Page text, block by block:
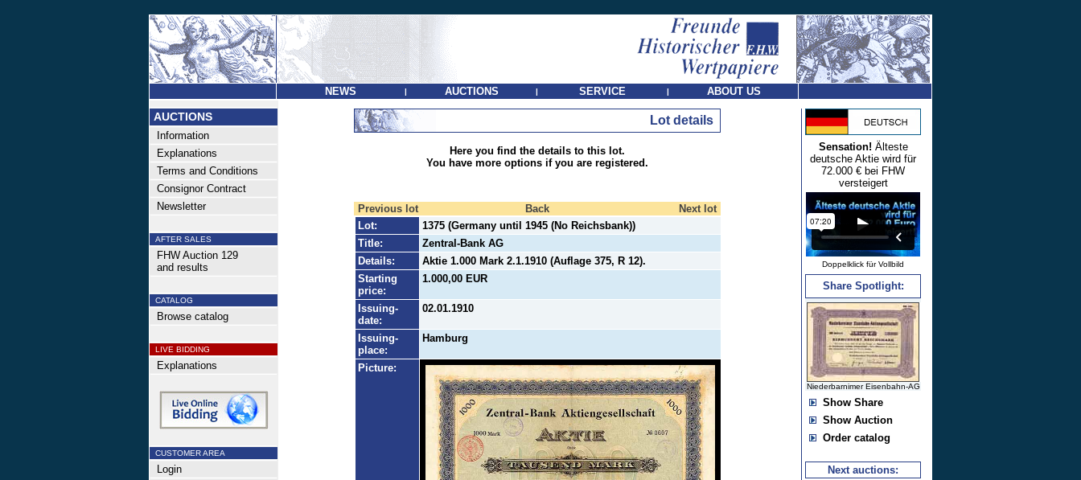
NEWS | AUCTIONS | SERVICE | ABOUT US
AUCTIONS
Information
Explanations
Terms and Conditions
Consignor Contract
Newsletter
AFTER SALES
FHW Auction 129
and results
CATALOG
Browse catalog
LIVE BIDDING
Explanations
CUSTOMER AREA
Login
Lot details
Here you find the details to this lot.
You have more options if you are registered.
Previous lot Back
Next lot
Lot:
1375 (Germany until 1945 (No Reichsbank))
Title:
Zentral-Bank AG
Details:
Aktie 1.000 Mark 2.1.1910 (Auflage 375, R 12).
Starting
price:
1.000,00 EUR
Issuing-
date:
02.01.1910
Issuing-
place:
Hamburg
Picture:
Sensation! Älteste
deutsche Aktie wird für
72.000 € bei FHW
versteigert
Doppelklick für Vollbild
Share Spotlight:
Niederbarnimer Eisenbahn-AG
Show Share
Show Auction
Order catalog
Next auctions: